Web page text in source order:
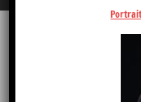
/
Portrait